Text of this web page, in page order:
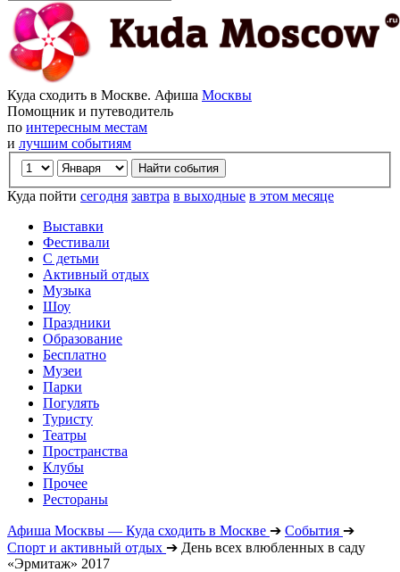
Куда сходить в Москве. Афиша Москвы
Помощник и путеводитель
по интересным местам
и лучшим событиям
Куда пойти сегодня завтра в выходные в этом месяце
Выставки
Фестивали
С детьми
Активный отдых
Музыка
Шоу
Праздники
Образование
Бесплатно
Музеи
Парки
Погулять
Туристу
Театры
Пространства
Клубы
Прочее
Рестораны
Афиша Москвы — Куда сходить в Москве ➔ События ➔
Спорт и активный отдых ➔ День всех влюбленных в саду
«Эрмитаж» 2017